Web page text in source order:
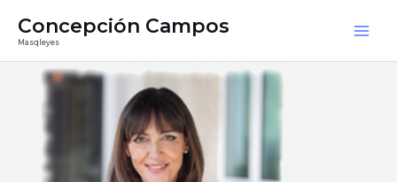
Concepción Campos
Masqleyes